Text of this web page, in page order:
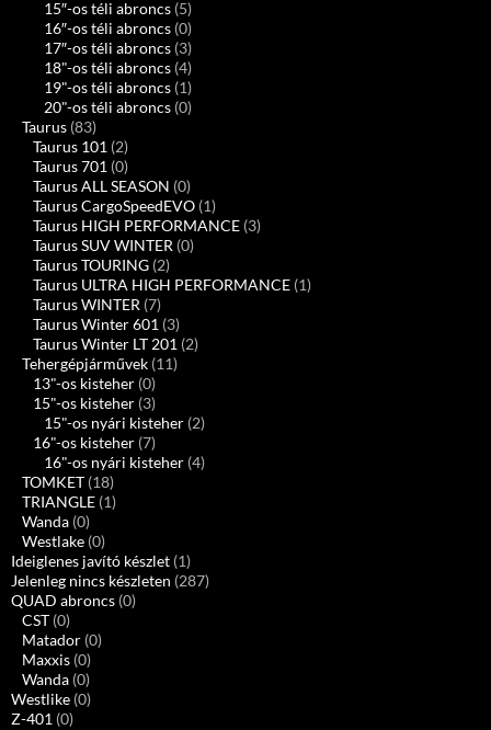
15″-os téli abroncs (5)
16″-os téli abroncs (0)
17″-os téli abroncs (3)
18"-os téli abroncs (4)
19"-os téli abroncs (1)
20"-os téli abroncs (0)
Taurus (83)
Taurus 101 (2)
Taurus 701 (0)
Taurus ALL SEASON (0)
Taurus CargoSpeedEVO (1)
Taurus HIGH PERFORMANCE (3)
Taurus SUV WINTER (0)
Taurus TOURING (2)
Taurus ULTRA HIGH PERFORMANCE (1)
Taurus WINTER (7)
Taurus Winter 601 (3)
Taurus Winter LT 201 (2)
Tehergépjárművek (11)
13"-os kisteher (0)
15"-os kisteher (3)
15"-os nyári kisteher (2)
16"-os kisteher (7)
16"-os nyári kisteher (4)
TOMKET (18)
TRIANGLE (1)
Wanda (0)
Westlake (0)
Ideiglenes javító készlet (1)
Jelenleg nincs készleten (287)
QUAD abroncs (0)
CST (0)
Matador (0)
Maxxis (0)
Wanda (0)
Westlike (0)
Z-401 (0)